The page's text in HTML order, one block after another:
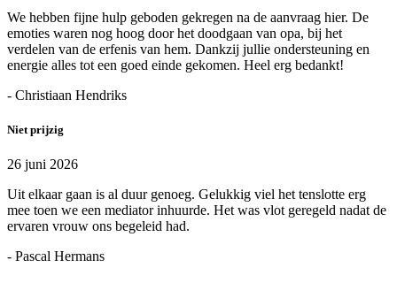
We hebben fijne hulp geboden gekregen na de aanvraag hier. De
emoties waren nog hoog door het doodgaan van opa, bij het
verdelen van de erfenis van hem. Dankzij jullie ondersteuning en
energie alles tot een goed einde gekomen. Heel erg bedankt!
- Christiaan Hendriks
Niet prijzig
26 juni 2026
Uit elkaar gaan is al duur genoeg. Gelukkig viel het tenslotte erg
mee toen we een mediator inhuurde. Het was vlot geregeld nadat de
ervaren vrouw ons begeleid had.
- Pascal Hermans